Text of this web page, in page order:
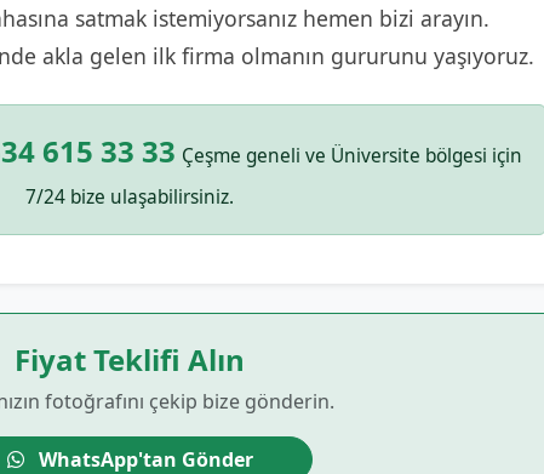
satmak istemiyorsanız hemen bizi arayın.
akla gelen ilk firma olmanın gururunu yaşıyoruz.
615 33 33 Çeşme geneli ve Üniversite bölgesi için
7/24 bize ulaşabilirsiniz.
Fiyat Teklifi Alın
fotoğrafını çekip bize gönderin.
WhatsApp'tan Gönder